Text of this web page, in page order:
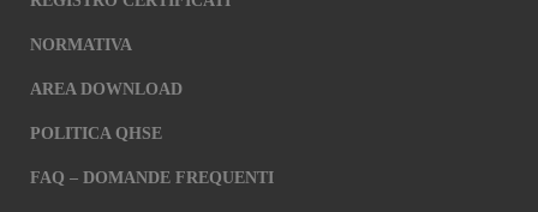
NORMATIVA
AREA DOWNLOAD
POLITICA QHSE
FAQ – DOMANDE FREQUENTI